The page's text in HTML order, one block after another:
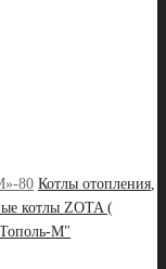
80 Котлы отопления,
котлы ZOTA (
М"